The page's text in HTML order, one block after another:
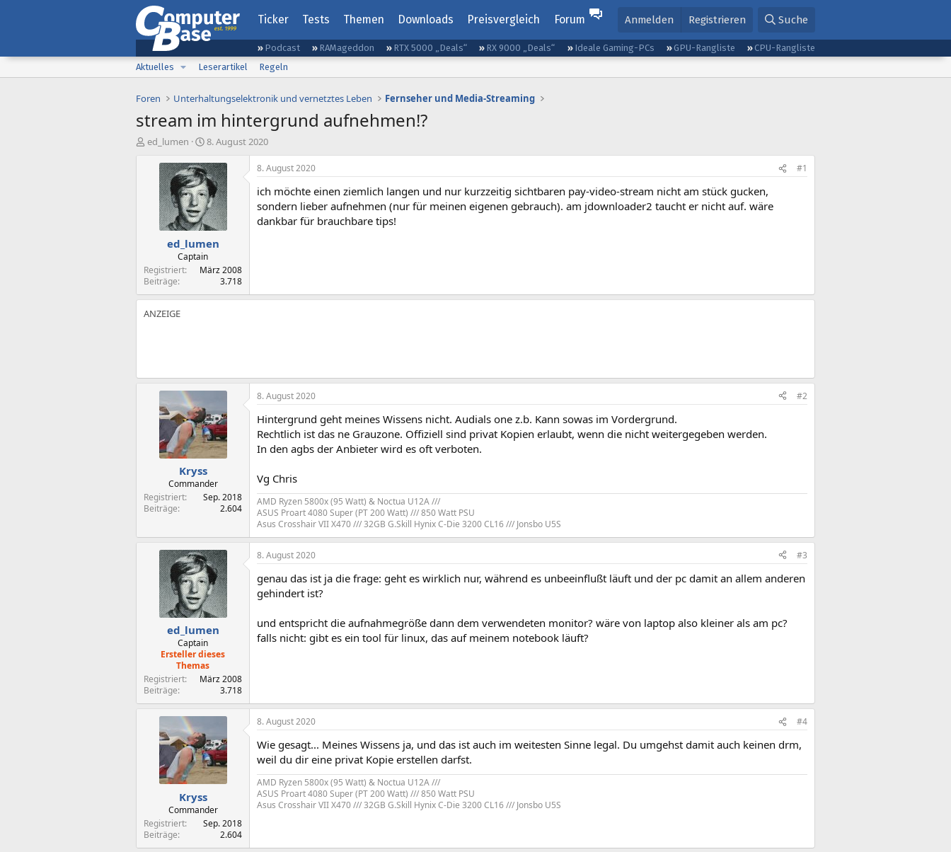
Ticker Tests Themen Downloads Preisvergleich Forum Anmelden Registrieren Suche
Podcast RAMageddon RTX 5000 „Deals“ RX 9000 „Deals“ Ideale Gaming-PCs GPU-Rangliste
CPU-Rangliste
Aktuelles
Leserartikel Regeln
Foren Unterhaltungselektronik und vernetztes Leben Fernseher und Media-Streaming
stream im hintergrund aufnehmen!?
E
ed_lumen
E
s
t
e
l
l
t
a
m
8. August 2020
ed_lumen
Captain
Registriert
März 2008
Beiträge
3.718
8. August 2020 #1
ich möchte einen ziemlich langen und nur kurzzeitig sichtbaren pay-video-stream nicht am stück gucken,
sondern lieber aufnehmen (nur für meinen eigenen gebrauch). am jdownloader2 taucht er nicht auf. wäre
dankbar für brauchbare tips!
Kryss
Commander
Registriert
Sep. 2018
Beiträge
2.604
8. August 2020 #2
Hintergrund geht meines Wissens nicht. Audials one z.b. Kann sowas im Vordergrund.
Rechtlich ist das ne Grauzone. Offiziell sind privat Kopien erlaubt, wenn die nicht weitergegeben werden.
In den agbs der Anbieter wird es oft verboten.
Vg Chris
AMD Ryzen 5800x (95 Watt) & Noctua U12A ///
ASUS Proart 4080 Super (PT 200 Watt) /// 850 Watt PSU
Asus Crosshair VII X470 /// 32GB G.Skill Hynix C-Die 3200 CL16 /// Jonsbo U5S
ed_lumen
Captain
Ersteller dieses
Themas
Registriert
März 2008
Beiträge
3.718
8. August 2020 #3
genau das ist ja die frage: geht es wirklich nur, während es unbeeinflußt läuft und der pc damit an allem anderen
gehindert ist?
und entspricht die aufnahmegröße dann dem verwendeten monitor? wäre von laptop also kleiner als am pc?
falls nicht: gibt es ein tool für linux, das auf meinem notebook läuft?
Kryss
Commander
Registriert
Sep. 2018
Beiträge
2.604
8. August 2020 #4
Wie gesagt... Meines Wissens ja, und das ist auch im weitesten Sinne legal. Du umgehst damit auch keinen drm,
weil du dir eine privat Kopie erstellen darfst.
AMD Ryzen 5800x (95 Watt) & Noctua U12A ///
ASUS Proart 4080 Super (PT 200 Watt) /// 850 Watt PSU
Asus Crosshair VII X470 /// 32GB G.Skill Hynix C-Die 3200 CL16 /// Jonsbo U5S